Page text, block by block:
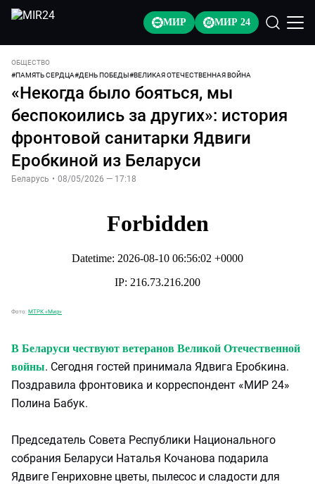
МИР МИР 24
ОБЩЕСТВО
#ПАМЯТЬ СЕРДЦА#ДЕНЬ ПОБЕДЫ#ВЕЛИКАЯ ОТЕЧЕСТВЕННАЯ ВОЙНА
«Некогда было бояться, мы
беспокоились за других»: история
фронтовой санитарки Ядвиги
Еробкиной из Беларуси
Беларусь • 08/05/2026 — 17:18
Фото: МТРК «Мир»
В Беларуси чествуют ветеранов Великой Отечественной
войны. Сегодня гостей принимала Ядвига Еробкина.
Поздравила фронтовика и корреспондент «МИР 24»
Полина Бабук.
Председатель Совета Республики Национального
собрания Беларуси Наталья Кочанова подарила
Ядвиге Генриховне цветы, пылесос и сладости для